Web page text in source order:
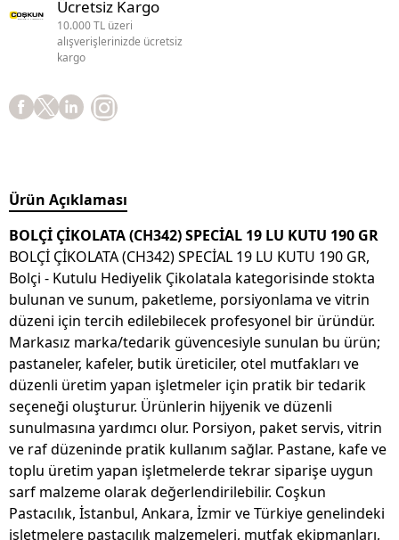
Ücretsiz Kargo
10.000 TL üzeri
alışverişlerinizde ücretsiz
kargo
Ürün Açıklaması
BOLÇİ ÇİKOLATA (CH342) SPECİAL 19 LU KUTU 190 GR
BOLÇİ ÇİKOLATA (CH342) SPECİAL 19 LU KUTU 190 GR,
Bolçi - Kutulu Hediyelik Çikolatala kategorisinde stokta
bulunan ve sunum, paketleme, porsiyonlama ve vitrin
düzeni için tercih edilebilecek profesyonel bir üründür.
Markasız marka/tedarik güvencesiyle sunulan bu ürün;
pastaneler, kafeler, butik üreticiler, otel mutfakları ve
düzenli üretim yapan işletmeler için pratik bir tedarik
seçeneği oluşturur. Ürünlerin hijyenik ve düzenli
sunulmasına yardımcı olur. Porsiyon, paket servis, vitrin
ve raf düzeninde pratik kullanım sağlar. Pastane, kafe ve
toplu üretim yapan işletmelerde tekrar siparişe uygun
sarf malzeme olarak değerlendirilebilir. Coşkun
Pastacılık, İstanbul, Ankara, İzmir ve Türkiye genelindeki
işletmelere pastacılık malzemeleri, mutfak ekipmanları,